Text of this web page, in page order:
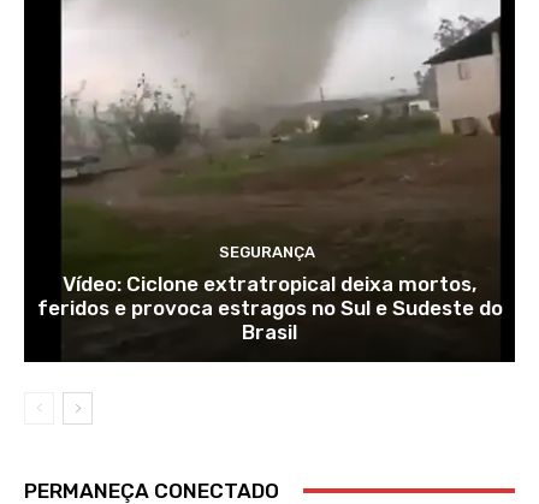
SEGURANÇA
Vídeo: Ciclone extratropical deixa mortos,
feridos e provoca estragos no Sul e Sudeste do
Brasil
PERMANEÇA CONECTADO